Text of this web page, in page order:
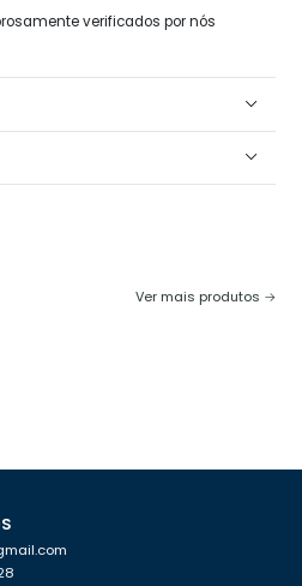
que mantê-la perto poderá
verificados por nós
Ver mais produtos